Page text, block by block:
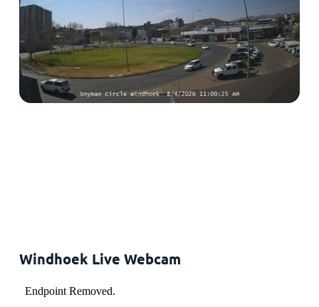
Windhoek Live Webcam